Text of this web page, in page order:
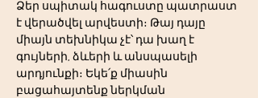
Ձեր սպիտակ հագուստը պատրաստ
է վերածվել արվեստի։ Թայ դայը
միայն տեխնիկա չէ՝ դա խաղ է
գույների, ձևերի և անսպասելի
արդյունքի։ Եկե՛ք միասին
բացահայտենք ներկման